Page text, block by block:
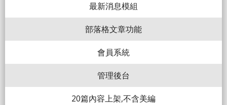
最新消息模組
部落格文章功能
會員系統
管理後台
20篇內容上架,不含美編